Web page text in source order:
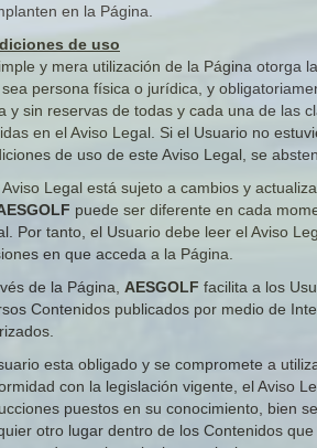
en la Página.
de uso
y mera utilización de la Página otorga
persona física o jurídica, y
y sin reservas de todas y cada una de las
en el Aviso Legal. Si el Usuario no
de uso de este Aviso Legal, se
Aviso Legal está sujeto a cambios y
puede ser diferente en cada
Por tanto, el Usuario debe leer el Aviso
en que acceda a la Página.
de la Página, AESGOLF facilita a los
Contenidos publicados por medio de
esta obligado y se compromete a
con la legislación vigente, el Aviso
puestos en su conocimiento, bien
otro lugar dentro de los Contenidos